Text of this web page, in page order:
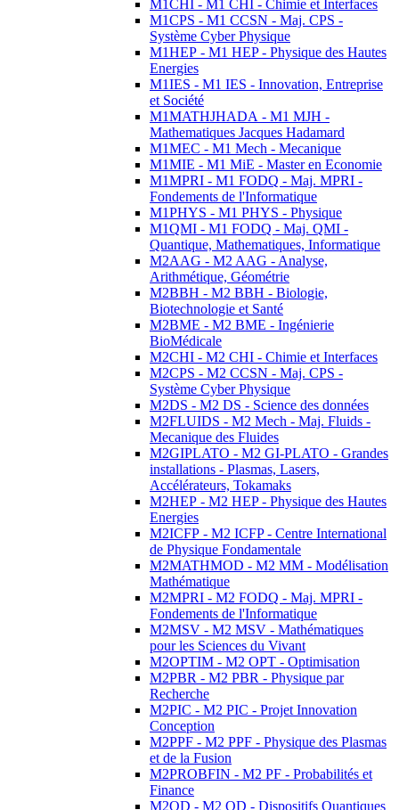
M1CHI - M1 CHI - Chimie et Interfaces
M1CPS - M1 CCSN - Maj. CPS -
Système Cyber Physique
M1HEP - M1 HEP - Physique des Hautes
Energies
M1IES - M1 IES - Innovation, Entreprise
et Société
M1MATHJHADA - M1 MJH -
Mathematiques Jacques Hadamard
M1MEC - M1 Mech - Mecanique
M1MIE - M1 MiE - Master en Economie
M1MPRI - M1 FODQ - Maj. MPRI -
Fondements de l'Informatique
M1PHYS - M1 PHYS - Physique
M1QMI - M1 FODQ - Maj. QMI -
Quantique, Mathematiques, Informatique
M2AAG - M2 AAG - Analyse,
Arithmétique, Géométrie
M2BBH - M2 BBH - Biologie,
Biotechnologie et Santé
M2BME - M2 BME - Ingénierie
BioMédicale
M2CHI - M2 CHI - Chimie et Interfaces
M2CPS - M2 CCSN - Maj. CPS -
Système Cyber Physique
M2DS - M2 DS - Science des données
M2FLUIDS - M2 Mech - Maj. Fluids -
Mecanique des Fluides
M2GIPLATO - M2 GI-PLATO - Grandes
installations - Plasmas, Lasers,
Accélérateurs, Tokamaks
M2HEP - M2 HEP - Physique des Hautes
Energies
M2ICFP - M2 ICFP - Centre International
de Physique Fondamentale
M2MATHMOD - M2 MM - Modélisation
Mathématique
M2MPRI - M2 FODQ - Maj. MPRI -
Fondements de l'Informatique
M2MSV - M2 MSV - Mathématiques
pour les Sciences du Vivant
M2OPTIM - M2 OPT - Optimisation
M2PBR - M2 PBR - Physique par
Recherche
M2PIC - M2 PIC - Projet Innovation
Conception
M2PPF - M2 PPF - Physique des Plasmas
et de la Fusion
M2PROBFIN - M2 PF - Probabilités et
Finance
M2QD - M2 QD - Dispositifs Quantiques